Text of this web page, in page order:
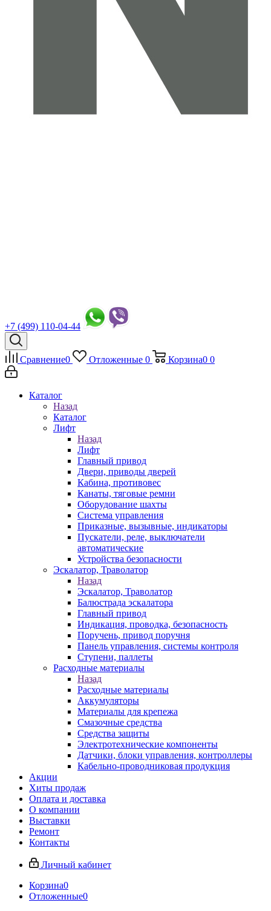
+7 (499) 110-04-44
Сравнение0 Отложенные 0 Корзина0 0
Каталог
Назад
Каталог
Лифт
Назад
Лифт
Главный привод
Двери, приводы дверей
Кабина, противовес
Канаты, тяговые ремни
Оборудование шахты
Система управления
Приказные, вызывные, индикаторы
Пускатели, реле, выключатели
автоматические
Устройства безопасности
Эскалатор, Траволатор
Назад
Эскалатор, Траволатор
Балюстрада эскалатора
Главный привод
Индикация, проводка, безопасность
Поручень, привод поручня
Панель управления, системы контроля
Ступени, паллеты
Расходные материалы
Назад
Расходные материалы
Аккумуляторы
Материалы для крепежа
Смазочные средства
Средства защиты
Электротехнические компоненты
Датчики, блоки управления, контроллеры
Кабельно-проводниковая продукция
Акции
Хиты продаж
Оплата и доставка
О компании
Выставки
Ремонт
Контакты
Личный кабинет
Корзина0
Отложенные0